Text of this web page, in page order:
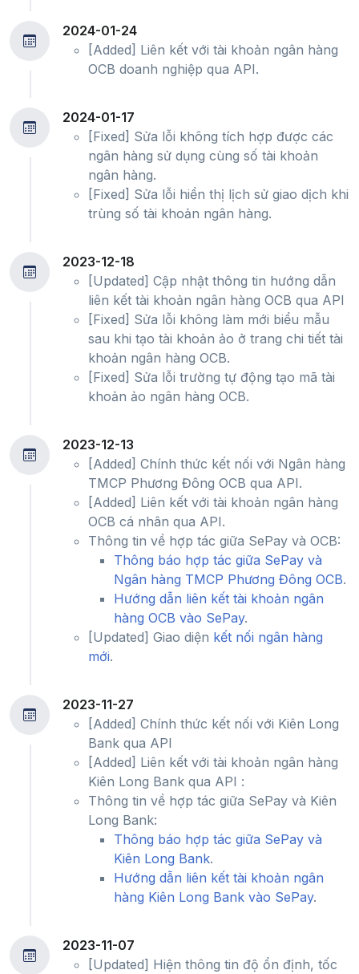
2024-01-24
[Added] Liên kết với tài khoản ngân hàng
OCB doanh nghiệp qua API.
2024-01-17
[Fixed] Sửa lỗi không tích hợp được các
ngân hàng sử dụng cùng số tài khoản
ngân hàng.
[Fixed] Sửa lỗi hiển thị lịch sử giao dịch khi
trùng số tài khoản ngân hàng.
2023-12-18
[Updated] Cập nhật thông tin hướng dẫn
liên kết tài khoản ngân hàng OCB qua API
[Fixed] Sửa lỗi không làm mới biểu mẫu
sau khi tạo tài khoản ảo ở trang chi tiết tài
khoản ngân hàng OCB.
[Fixed] Sửa lỗi trường tự động tạo mã tài
khoản ảo ngân hàng OCB.
2023-12-13
[Added] Chính thức kết nối với Ngân hàng
TMCP Phương Đông OCB qua API.
[Added] Liên kết với tài khoản ngân hàng
OCB cá nhân qua API.
Thông tin về hợp tác giữa SePay và OCB:
Thông báo hợp tác giữa SePay và
Ngân hàng TMCP Phương Đông OCB.
Hướng dẫn liên kết tài khoản ngân
hàng OCB vào SePay.
[Updated] Giao diện kết nối ngân hàng
mới.
2023-11-27
[Added] Chính thức kết nối với Kiên Long
Bank qua API
[Added] Liên kết với tài khoản ngân hàng
Kiên Long Bank qua API :
Thông tin về hợp tác giữa SePay và Kiên
Long Bank:
Thông báo hợp tác giữa SePay và
Kiên Long Bank.
Hướng dẫn liên kết tài khoản ngân
hàng Kiên Long Bank vào SePay.
2023-11-07
[Updated] Hiện thông tin độ ổn định, tốc